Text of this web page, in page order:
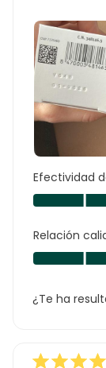
Efectividad
Efectividad
del
producto,
5.0
de
Relación
Relación
calidad-
5.0
¿Te ha